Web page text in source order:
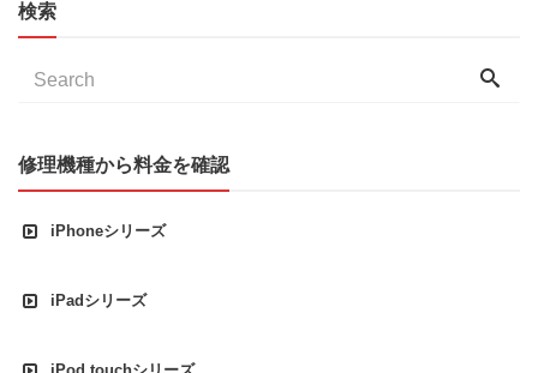
検索
修理機種から料金を確認
iPhoneシリーズ
iPadシリーズ